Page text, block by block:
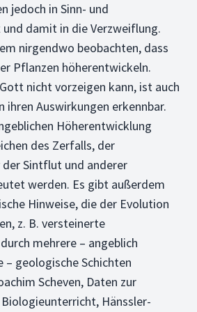
jedoch in Sinn- und
damit in die Verzweiflung.
nirgendwo beobachten, dass
Pflanzen höherentwickeln.
nicht vorzeigen kann, ist auch
ihren Auswirkungen erkennbar.
Höherentwicklung
des Zerfalls, der
Sintflut und anderer
werden. Es gibt außerdem
Hinweise, die der Evolution
z. B. versteinerte
mehrere – angeblich
– geologische Schichten
Scheven, Daten zur
Hänssler-